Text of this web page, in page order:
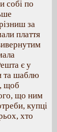
собі по
за
плаття
є у
та шаблю
щоб
що ним
купці
хто